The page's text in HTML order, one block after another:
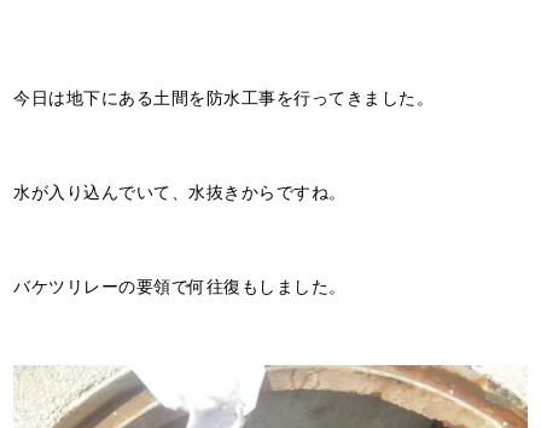
今日は地下にある土間を防水工事を行ってきました。
水が入り込んでいて、水抜きからですね。
バケツリレーの要領で何往復もしました。